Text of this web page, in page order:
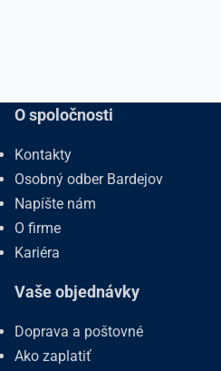
O spoločnosti
Kontakty
Osobný odber Bardejov
Napíšte nám
O firme
Kariéra
Vaše objednávky
Doprava a poštovné
Ako zaplatiť